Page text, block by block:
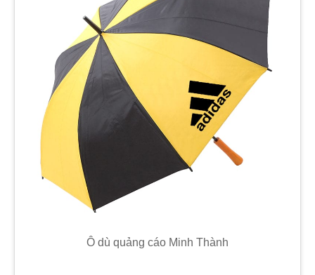
Ô dù quảng cáo Minh Thành